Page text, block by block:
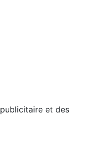
publicitaire et des